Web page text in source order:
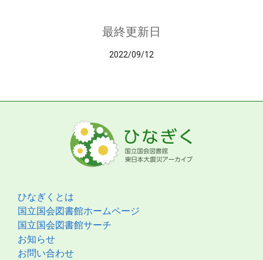
最終更新日
2022/09/12
ひなぎくとは
国立国会図書館ホームページ
国立国会図書館サーチ
お知らせ
お問い合わせ